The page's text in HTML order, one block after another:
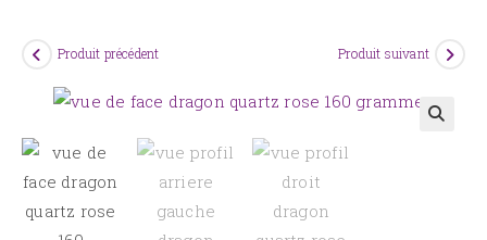
Produit précédent Produit suivant